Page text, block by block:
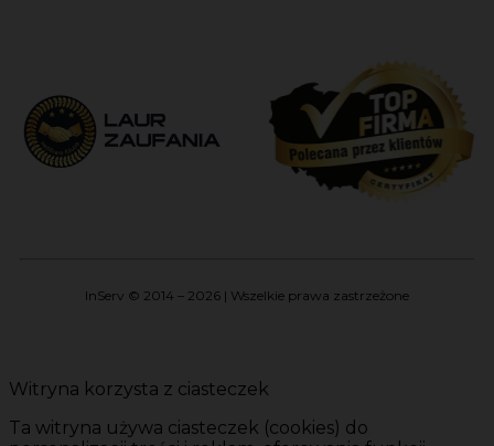
InServ © 2014 – 2026 | Wszelkie prawa zastrzeżone
Witryna korzysta z ciasteczek
Ta witryna używa ciasteczek (cookies) do